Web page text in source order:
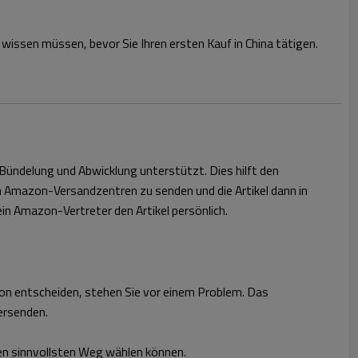
müssen, bevor Sie Ihren ersten Kauf in China tätigen.
und Abwicklung unterstützt. Dies hilft den
Versandzentren zu senden und die Artikel dann in
Amazon-Vertreter den Artikel persönlich.
entscheiden, stehen Sie vor einem Problem. Das
sinnvollsten Weg wählen können.